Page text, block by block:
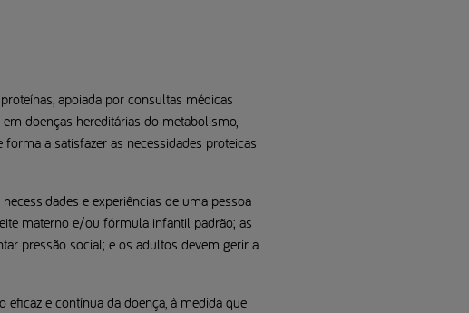
apoiada por consultas médicas
doenças hereditárias do metabolismo,
a satisfazer as necessidades proteicas
e experiências de uma pessoa
materno e/ou fórmula infantil padrão; as
pressão social; e os adultos devem gerir a
e contínua da doença, à medida que